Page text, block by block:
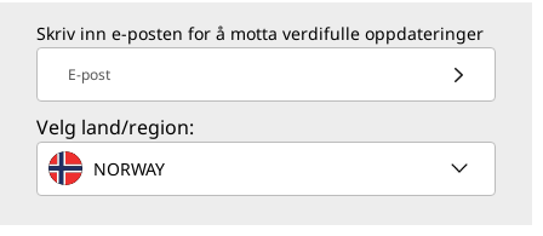
Skriv inn e-posten for å motta verdifulle oppdateringer
E-post
Velg land/region:
NORWAY